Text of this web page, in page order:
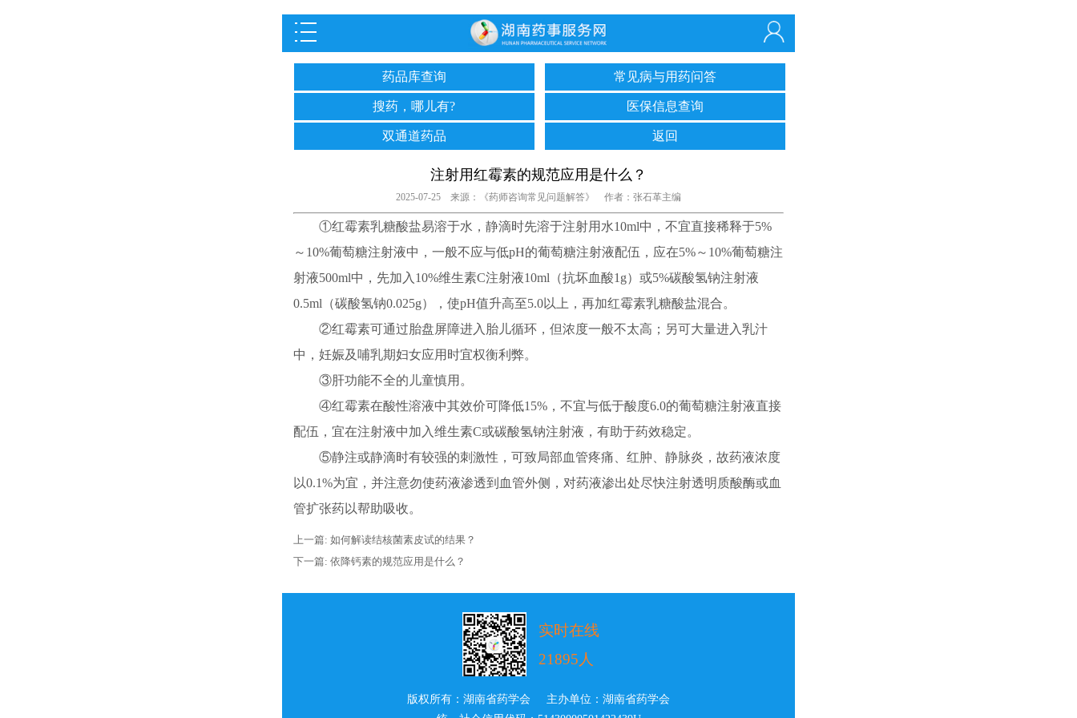
药品库查询 常见病与用药问答
搜药，哪儿有? 医保信息查询
双通道药品 返回
注射用红霉素的规范应用是什么？
2025-07-25 来源：《药师咨询常见问题解答》 作者：张石革主编
①红霉素乳糖酸盐易溶于水，静滴时先溶于注射用水10ml中，不宜直接稀释于5%
～10%葡萄糖注射液中，一般不应与低pH的葡萄糖注射液配伍，应在5%～10%葡萄糖注
射液500ml中，先加入10%维生素C注射液10ml（抗坏血酸1g）或5%碳酸氢钠注射液
0.5ml（碳酸氢钠0.025g），使pH值升高至5.0以上，再加红霉素乳糖酸盐混合。
②红霉素可通过胎盘屏障进入胎儿循环，但浓度一般不太高；另可大量进入乳汁
中，妊娠及哺乳期妇女应用时宜权衡利弊。
③肝功能不全的儿童慎用。
④红霉素在酸性溶液中其效价可降低15%，不宜与低于酸度6.0的葡萄糖注射液直接
配伍，宜在注射液中加入维生素C或碳酸氢钠注射液，有助于药效稳定。
⑤静注或静滴时有较强的刺激性，可致局部血管疼痛、红肿、静脉炎，故药液浓度
以0.1%为宜，并注意勿使药液渗透到血管外侧，对药液渗出处尽快注射透明质酸酶或血
管扩张药以帮助吸收。
上一篇: 如何解读结核菌素皮试的结果？
下一篇: 依降钙素的规范应用是什么？
实时在线
21895人
版权所有：湖南省药学会 主办单位：湖南省药学会